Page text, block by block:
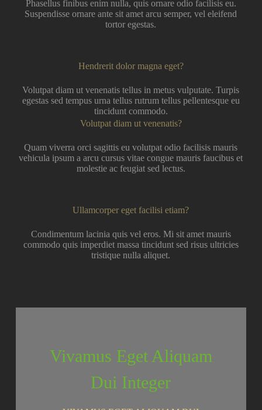
Phasellus finibus enim nulla, quis ornare odio facilisis eu.
Suspendisse ornare ante sit amet arcu semper, vel eleifend
tortor egestas.
Hendrerit dolor magna eget?
Volutpat diam ut venenatis tellus in metus vulputate. Turpis
egestas sed tempus urna tellus rutrum tellus pellentesque eu
tincidunt commodo.
Volutpat diam ut venenatis?
Quam viverra orci sagittis eu volutpat odio facilisis mauris
vehicula ipsum a arcu cursus vitae congue mauris faucibus et
molestie ac feugiat sed lectus.
Ullamcorper eget facilisi etiam?
Condimentum lacinia quis vel eros. Mi sit amet mauris
commodo quis imperdiet massa tincidunt sed risus ultricies
tristique nulla aliquet.
Vivamus Eget Aliquam
Dui Integer